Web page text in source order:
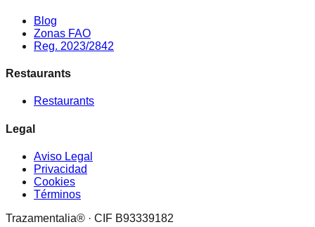
Blog
Zonas FAO
Reg. 2023/2842
Restaurants
Restaurants
Legal
Aviso Legal
Privacidad
Cookies
Términos
Trazamentalia® · CIF B93339182